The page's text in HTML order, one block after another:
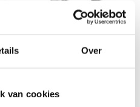
Over
van cookies